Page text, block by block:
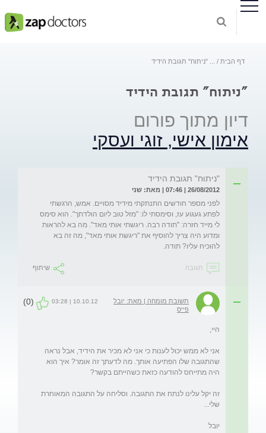
דף הבית "ניתוח" תגובת הידיד
"ניתוח" תגובת הידיד
דיון מתוך פורום
אימון אישי, זוגי ועסקי
"ניתוח" תגובת הידיד
26/08/2012 | 07:46 | מאת: שני
לפני מספר חודשים התנתקתי מידיד מסויים. אמש, הרגשתי
לפתע געגוע עז, וסימסתי לו: "מזל טוב ליום הולדתך". הוא סימס
לי מייד חזרה: "תודה רבה. ריגשתי אותי מאד". מה בא להראות
ומדוע היה צריך להוסיף את "ריגשת אותי מאד", מה זה בא
להוכיח עליו? תודה.
תגובה שיתוף
תשובת מומחה | מאת: יובל
פייס
10.10.12 | 03:28
(0)
אני לא ממש יכול לענות כי אני לא מכיר את הידיד, אבל נראה
שהתגובה שלו הפתיעה אותך. מה לדעתך זה אומר? איך הוא
זה יקל עלינו לנתח את התגובה. וסליחה על התגובה המאוחרת
יובל